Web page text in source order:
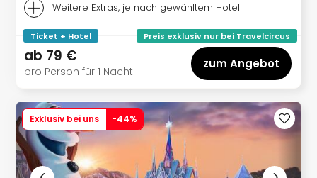
Weitere Extras, je nach gewähltem Hotel
Ticket + Hotel Preis exklusiv nur bei Travelcircus
ab 79 €
pro Person für 1 Nacht
zum Angebot
Exklusiv bei uns -44%